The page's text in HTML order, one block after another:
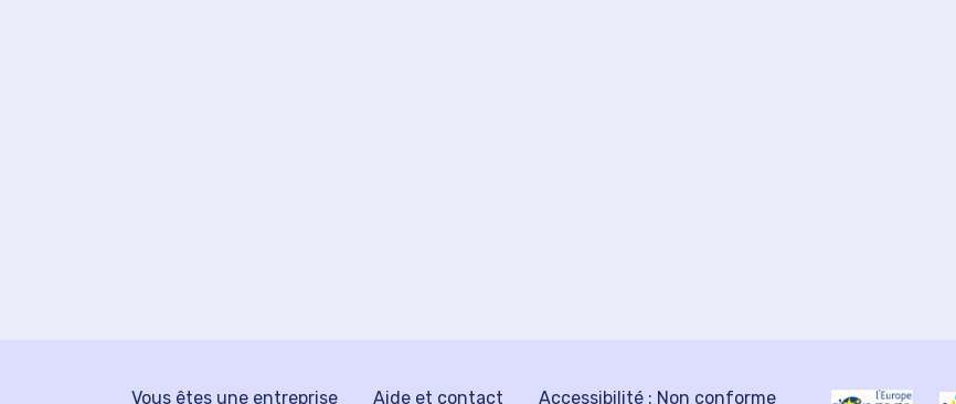
Vous êtes une entreprise Aide et contact Accessibilité : Non conforme